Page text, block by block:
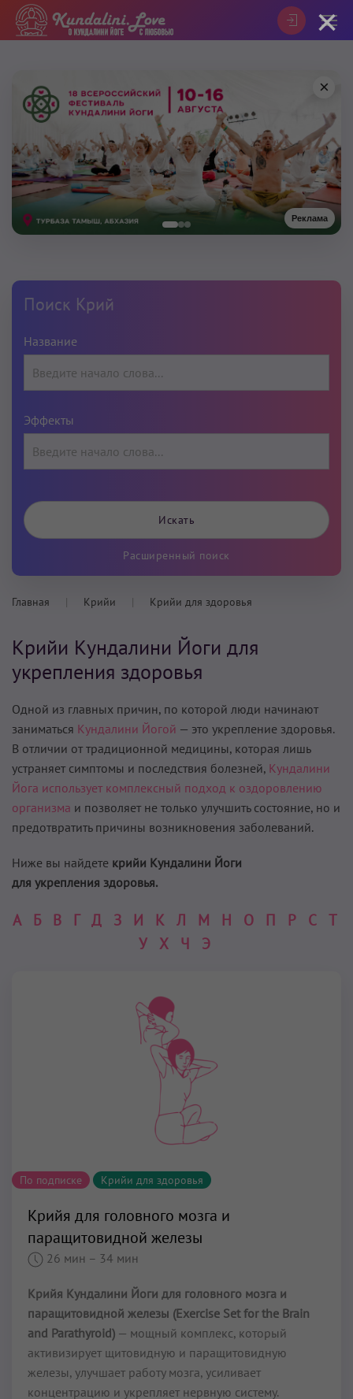
Реклама
×
Поиск Крий
Название
Эффекты
Расширенный поиск
Главная Крийи Крийи для здоровья
Крийи Кундалини Йоги для
укрепления здоровья
Одной из главных причин, по которой люди начинают
заниматься Кундалини Йогой — это укрепление здоровья.
В отличии от традиционной медицины, которая лишь
устраняет симптомы и последствия болезней, Кундалини
Йога использует комплексный подход к оздоровлению
организма и позволяет не только улучшить состояние, но и
предотвратить причины возникновения заболеваний.
Ниже вы найдете крийи Кундалини Йоги
для укрепления здоровья.
А Б В Г Д З И К Л М Н О П Р С Т
У Х Ч Э
По подписке Крийи для здоровья
Крийя для головного мозга и
паращитовидной железы
26 мин – 34 мин
Крийя Кундалини Йоги для головного мозга и
паращитовидной железы (Exercise Set for the Brain
and Parathyroid) — мощный комплекс, который
активизирует щитовидную и паращитовидную
железы, улучшает работу мозга, усиливает
концентрацию и укрепляет нервную систему.
×